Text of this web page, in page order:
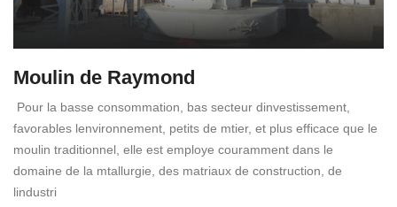
Moulin de Raymond
Pour la basse consommation, bas secteur dinvestissement,
favorables lenvironnement, petits de mtier, et plus efficace que le
moulin traditionnel, elle est employe couramment dans le
domaine de la mtallurgie, des matriaux de construction, de
lindustri